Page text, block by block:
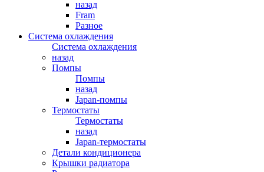
назад
Fram
Разное
Система охлаждения
Система охлаждения
назад
Помпы
Помпы
назад
Japan-помпы
Термостаты
Термостаты
назад
Japan-термостаты
Детали кондиционера
Крышки радиатора